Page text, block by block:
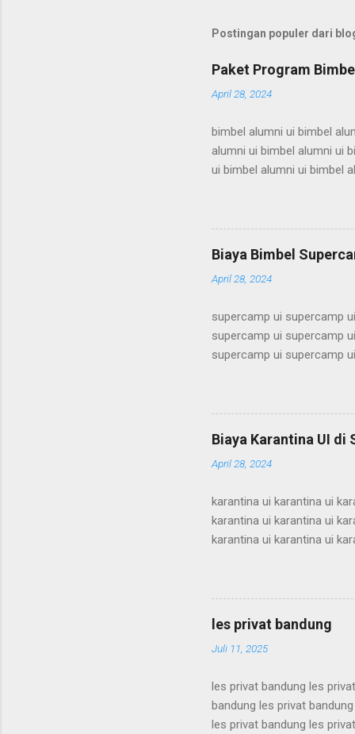
Postingan populer dari
Paket Program
April 28, 2024
bimbel alumni ui bimbel
alumni ui bimbel alumni ui
ui bimbel alumni ui bimbel
alumni ui bimbel alumni
ui bimbel alumni ui bimbel
bimbel alumni ui bimbel
alumni ui bimbel alumni ui
Biaya Bimbel
April 28, 2024
supercamp ui supercamp
supercamp ui supercamp
supercamp ui supercamp
supercamp ui supercamp
supercamp ui supercamp
supercamp ui supercamp
supercamp ui supercamp
supercamp ui supercamp
Biaya Karantina UI di
April 28, 2024
karantina ui karantina ui
karantina ui karantina ui
karantina ui karantina ui
karantina ui karantina ui
karantina ui karantina ui
karantina ui karantina ui
karantina ui karant...
les privat bandung
Juli 11, 2025
les privat bandung les
bandung les privat
les privat bandung les